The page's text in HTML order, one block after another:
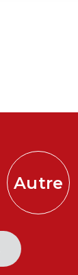
Autre